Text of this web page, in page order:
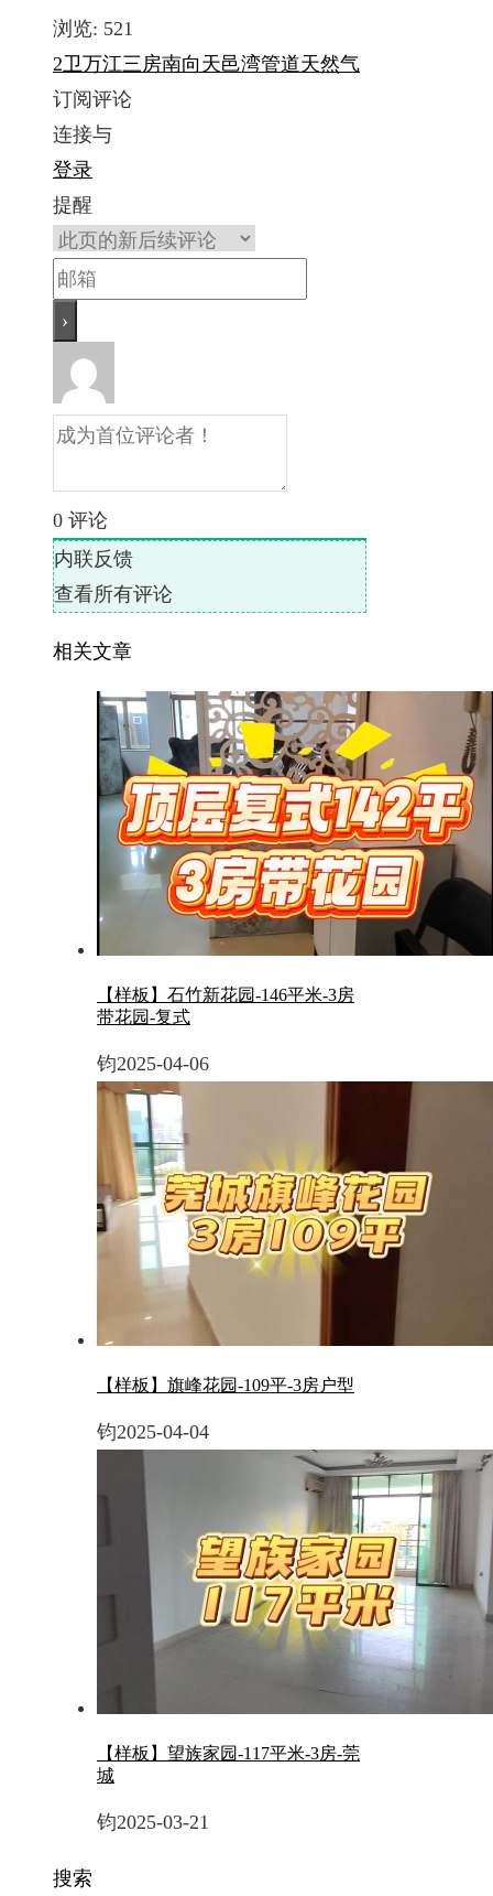
浏览: 521
2卫万江三房南向 天邑湾管道天然气
订阅评论
连接与
登录
提醒
0 评论
内联反馈
查看所有评论
相关文章
【样板】石竹新花园-146平米-3房
带花园-复式
钧2025-04-06
【样板】旗峰花园-109平-3房户型
钧2025-04-04
【样板】望族家园-117平米-3房-莞
城
钧2025-03-21
搜索